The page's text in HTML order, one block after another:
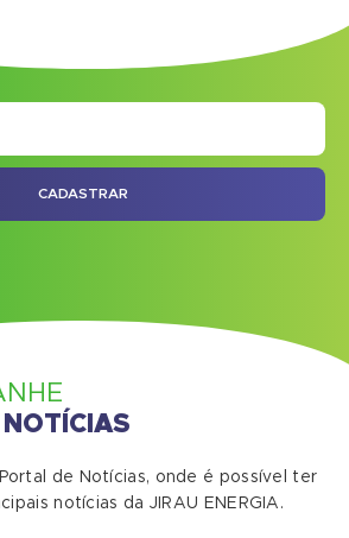
CADASTRAR
de Notícias, onde é possível ter
notícias da JIRAU ENERGIA.